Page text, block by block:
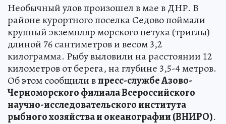
Необычный улов произошел в мае в ДНР. В
районе курортного поселка Седово поймали
крупный экземпляр морского петуха (триглы)
длиной 76 сантиметров и весом 3,2
килограмма. Рыбу выловили на расстоянии 12
километров от берега, на глубине 3,5-4 метров.
Об этом сообщили впресс-службе Азово-
Черноморского филиала Всероссийского
научно-исследовательского института
рыбного хозяйства и океанографии (ВНИРО).